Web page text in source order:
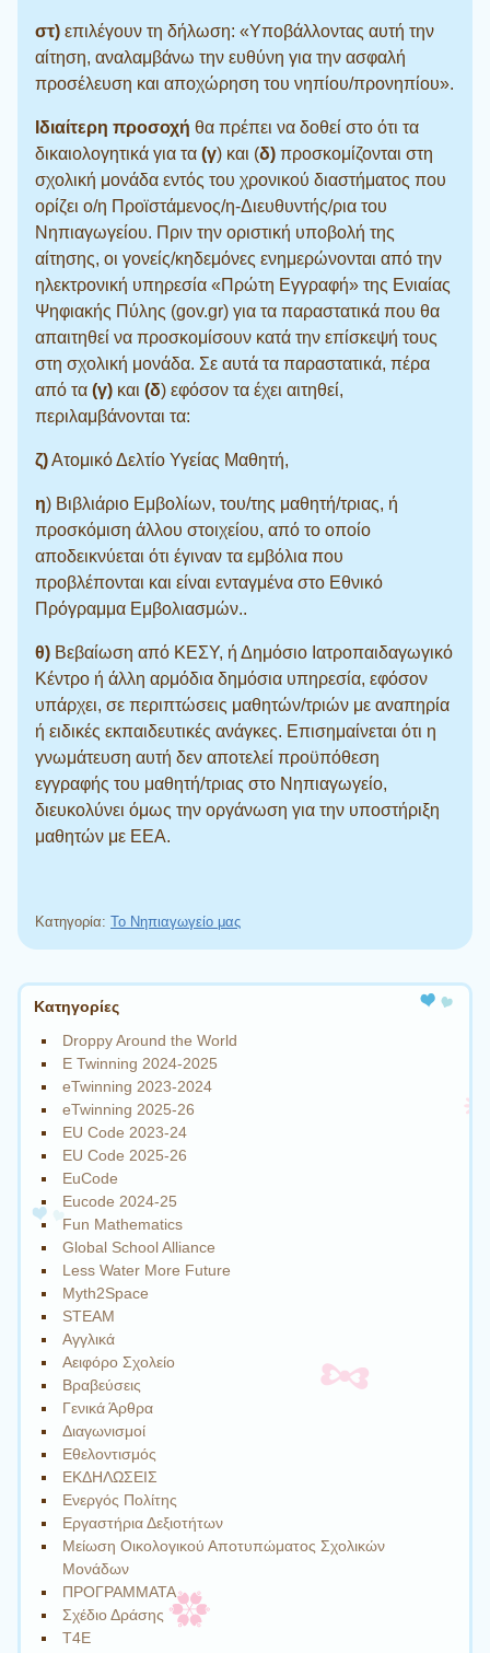
στ) επιλέγουν τη δήλωση: «Υποβάλλοντας αυτή την
αίτηση, αναλαμβάνω την ευθύνη για την ασφαλή
προσέλευση και αποχώρηση του νηπίου/προνηπίου».
Ιδιαίτερη προσοχή θα πρέπει να δοθεί στο ότι τα
δικαιολογητικά για τα (γ) και (δ) προσκομίζονται στη
σχολική μονάδα εντός του χρονικού διαστήματος που
ορίζει ο/η Προϊστάμενος/η-Διευθυντής/ρια του
Νηπιαγωγείου. Πριν την οριστική υποβολή της
αίτησης, οι γονείς/κηδεμόνες ενημερώνονται από την
ηλεκτρονική υπηρεσία «Πρώτη Εγγραφή» της Ενιαίας
Ψηφιακής Πύλης (gov.gr) για τα παραστατικά που θα
απαιτηθεί να προσκομίσουν κατά την επίσκεψή τους
στη σχολική μονάδα. Σε αυτά τα παραστατικά, πέρα
από τα (γ) και (δ) εφόσον τα έχει αιτηθεί,
περιλαμβάνονται τα:
ζ)Ατομικό Δελτίο Υγείας Μαθητή,
η) Βιβλιάριο Εμβολίων, του/της μαθητή/τριας, ή
προσκόμιση άλλου στοιχείου, από το οποίο
αποδεικνύεται ότι έγιναν τα εμβόλια που
προβλέπονται και είναι ενταγμένα στο Εθνικό
Πρόγραμμα Εμβολιασμών..
θ) Βεβαίωση από ΚΕΣΥ, ή Δημόσιο Ιατροπαιδαγωγικό
Κέντρο ή άλλη αρμόδια δημόσια υπηρεσία, εφόσον
υπάρχει, σε περιπτώσεις μαθητών/τριών με αναπηρία
ή ειδικές εκπαιδευτικές ανάγκες. Επισημαίνεται ότι η
γνωμάτευση αυτή δεν αποτελεί προϋπόθεση
εγγραφής του μαθητή/τριας στο Νηπιαγωγείο,
διευκολύνει όμως την οργάνωση για την υποστήριξη
μαθητών με ΕΕΑ.
Κατηγορία: Το Νηπιαγωγείο μας
Πλοήγηση άρθρων
Kατηγορίες
Droppy Around the World
E Twinning 2024-2025
eTwinning 2023-2024
eTwinning 2025-26
EU Code 2023-24
EU Code 2025-26
EuCode
Eucode 2024-25
Fun Mathematics
Global School Alliance
Less Water More Future
Myth2Space
STEAM
Αγγλικά
Αειφόρο Σχολείο
Βραβεύσεις
Γενικά Άρθρα
Διαγωνισμοί
Εθελοντισμός
ΕΚΔΗΛΩΣΕΙΣ
Ενεργός Πολίτης
Εργαστήρια Δεξιοτήτων
Μείωση Οικολογικού Αποτυπώματος Σχολικών
Μονάδων
ΠΡΟΓΡΑΜΜΑΤΑ
Σχέδιο Δράσης
Τ4Ε